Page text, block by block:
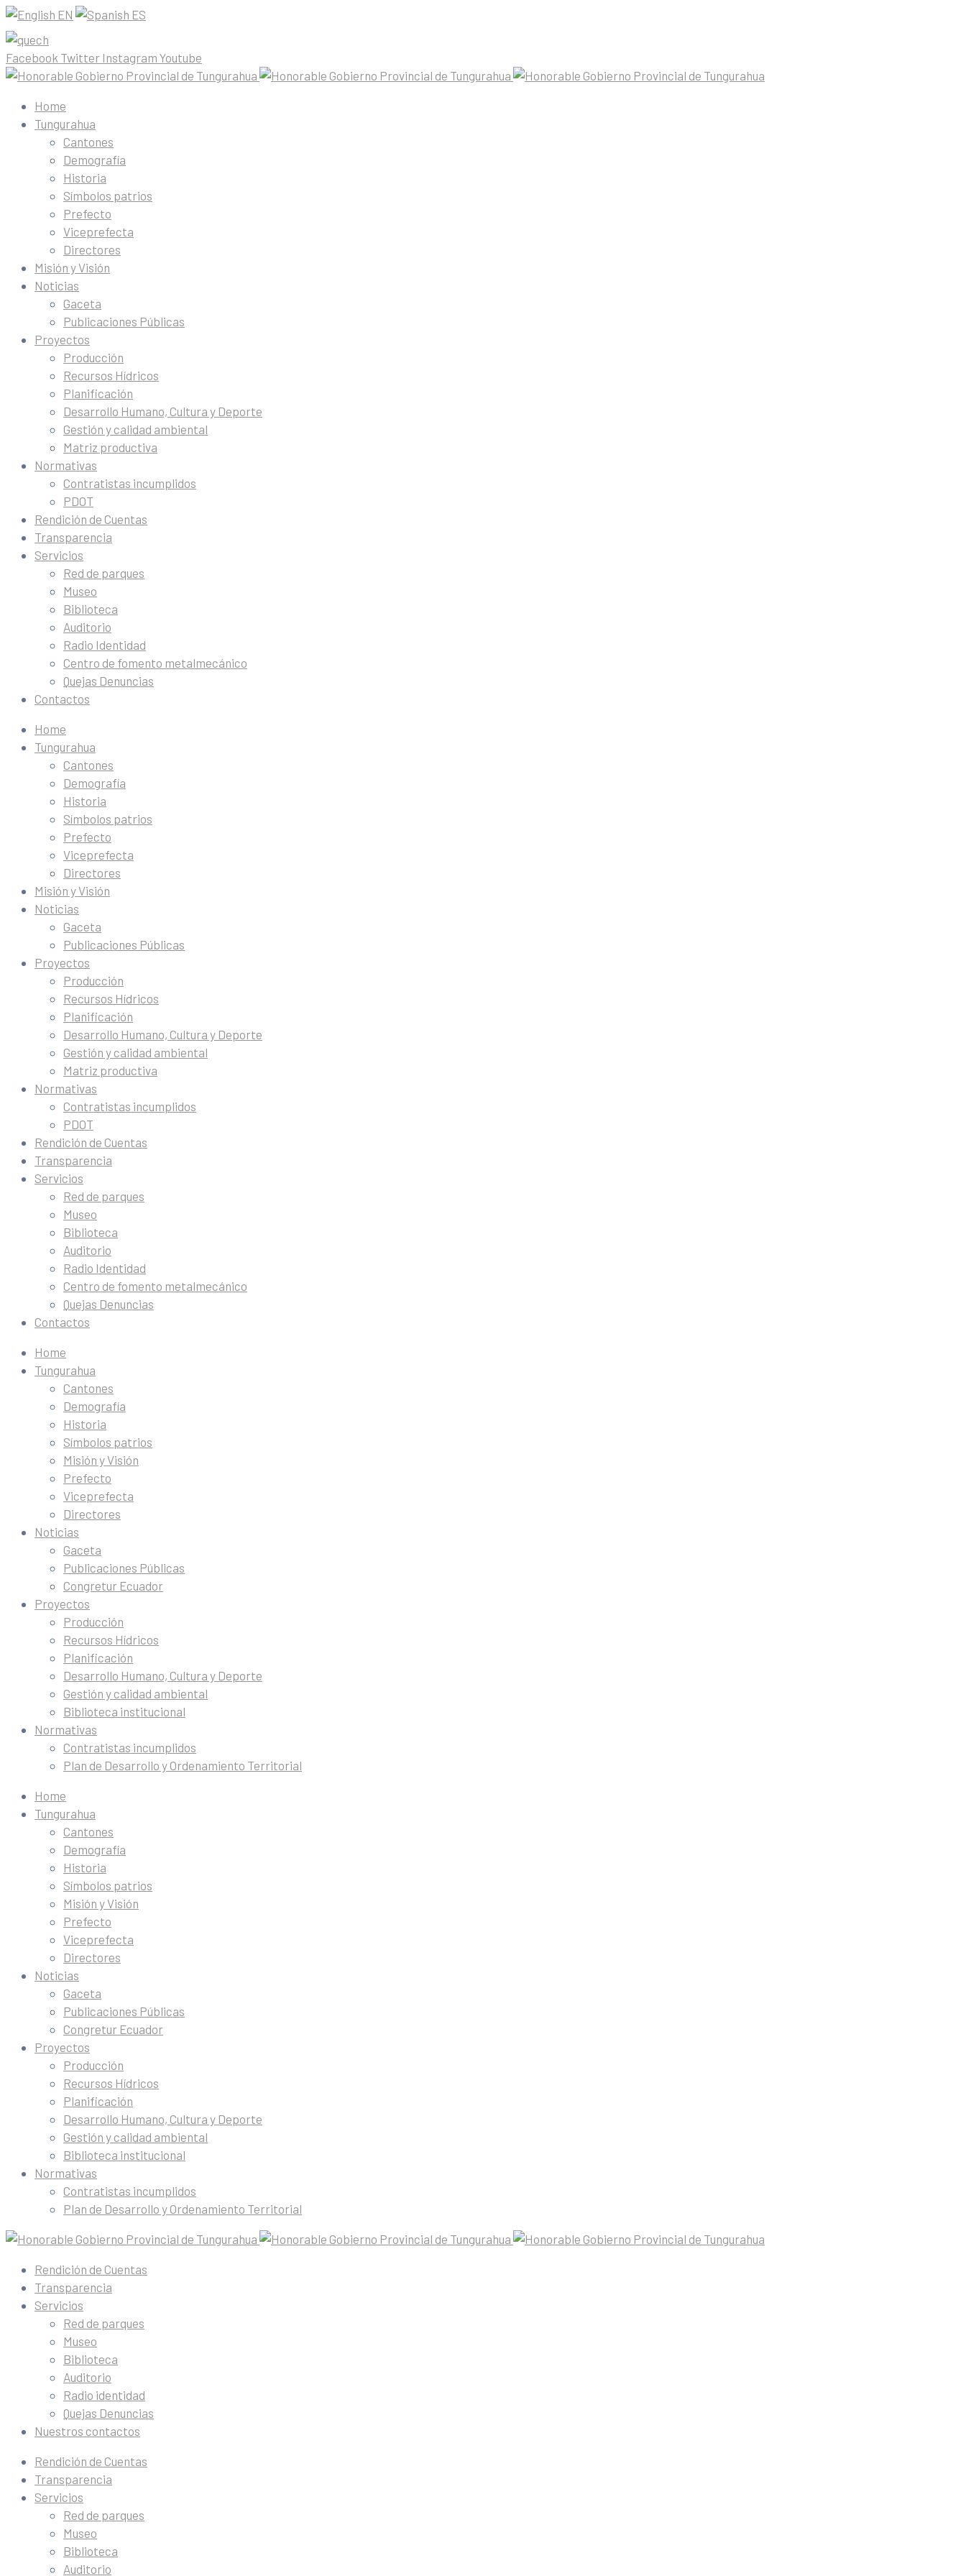
EN ES
Facebook Twitter Instagram Youtube
Home
Tungurahua
Cantones
Demografía
Historia
Símbolos patrios
Prefecto
Viceprefecta
Directores
Misión y Visión
Noticias
Gaceta
Publicaciones Públicas
Proyectos
Producción
Recursos Hídricos
Planificación
Desarrollo Humano, Cultura y Deporte
Gestión y calidad ambiental
Matriz productiva
Normativas
Contratistas incumplidos
PDOT
Rendición de Cuentas
Transparencia
Servicios
Red de parques
Museo
Biblioteca
Auditorio
Radio Identidad
Centro de fomento metalmecánico
Quejas Denuncias
Contactos
Home
Tungurahua
Cantones
Demografía
Historia
Símbolos patrios
Prefecto
Viceprefecta
Directores
Misión y Visión
Noticias
Gaceta
Publicaciones Públicas
Proyectos
Producción
Recursos Hídricos
Planificación
Desarrollo Humano, Cultura y Deporte
Gestión y calidad ambiental
Matriz productiva
Normativas
Contratistas incumplidos
PDOT
Rendición de Cuentas
Transparencia
Servicios
Red de parques
Museo
Biblioteca
Auditorio
Radio Identidad
Centro de fomento metalmecánico
Quejas Denuncias
Contactos
Home
Tungurahua
Cantones
Demografía
Historia
Símbolos patrios
Misión y Visión
Prefecto
Viceprefecta
Directores
Noticias
Gaceta
Publicaciones Públicas
Congretur Ecuador
Proyectos
Producción
Recursos Hídricos
Planificación
Desarrollo Humano, Cultura y Deporte
Gestión y calidad ambiental
Biblioteca institucional
Normativas
Contratistas incumplidos
Plan de Desarrollo y Ordenamiento Territorial
Home
Tungurahua
Cantones
Demografía
Historia
Símbolos patrios
Misión y Visión
Prefecto
Viceprefecta
Directores
Noticias
Gaceta
Publicaciones Públicas
Congretur Ecuador
Proyectos
Producción
Recursos Hídricos
Planificación
Desarrollo Humano, Cultura y Deporte
Gestión y calidad ambiental
Biblioteca institucional
Normativas
Contratistas incumplidos
Plan de Desarrollo y Ordenamiento Territorial
Rendición de Cuentas
Transparencia
Servicios
Red de parques
Museo
Biblioteca
Auditorio
Radio identidad
Quejas Denuncias
Nuestros contactos
Rendición de Cuentas
Transparencia
Servicios
Red de parques
Museo
Biblioteca
Auditorio